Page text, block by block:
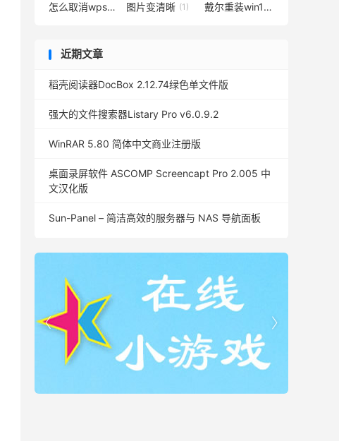
怎么取消wps在电脑自动登录 (1)
图片变清晰 (1) 戴尔重装win10
近期文章
稻壳阅读器DocBox 2.12.74绿色单文件版
强大的文件搜索器Listary Pro v6.0.9.2
WinRAR 5.80 简体中文商业注册版
桌面录屏软件 ASCOMP Screencapt Pro 2.005 中
文汉化版
Sun-Panel – 简洁高效的服务器与 NAS 导航面板

